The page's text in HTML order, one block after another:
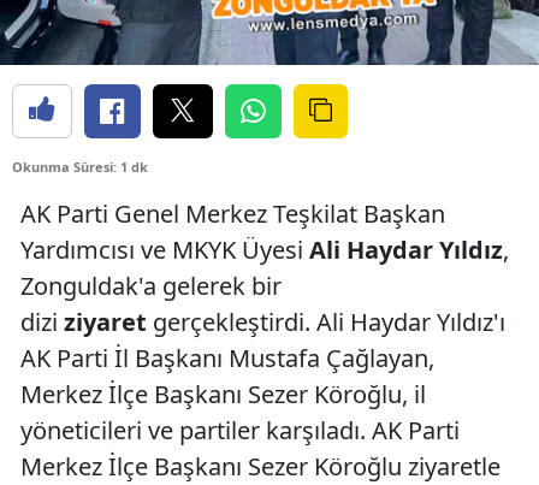
Okunma Süresi: 1 dk
AK Parti Genel Merkez Teşkilat Başkan
Yardımcısı ve MKYK Üyesi Ali Haydar Yıldız,
Zonguldak'a gelerek bir
dizi ziyaret gerçekleştirdi. Ali Haydar Yıldız'ı
AK Parti İl Başkanı Mustafa Çağlayan,
Merkez İlçe Başkanı Sezer Köroğlu, il
yöneticileri ve partiler karşıladı. AK Parti
Merkez İlçe Başkanı Sezer Köroğlu ziyaretle